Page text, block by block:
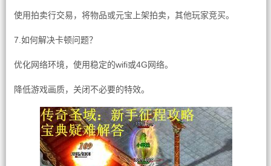
使用拍卖行交易，将物品或元宝上架拍卖，其他玩家竞买。
7.如何解决卡顿问题？
优化网络环境，使用稳定的wifi或4G网络。
降低游戏画质，关闭不必要的特效。